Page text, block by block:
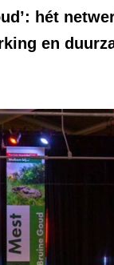
hét
en